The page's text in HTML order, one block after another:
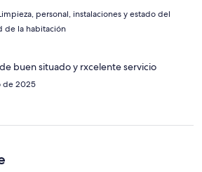
personal, instalaciones y estado del
de la habitación
buen situado y rxcelente servicio
de 2025